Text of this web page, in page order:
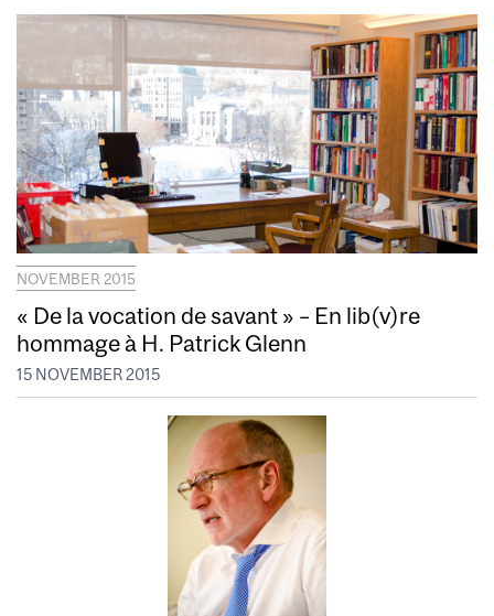
NOVEMBER 2015
« De la vocation de savant » – En lib(v)re
hommage à H. Patrick Glenn
15 NOVEMBER 2015